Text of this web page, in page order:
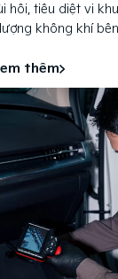
hôi, tiêu diệt vi
không khí
thêm